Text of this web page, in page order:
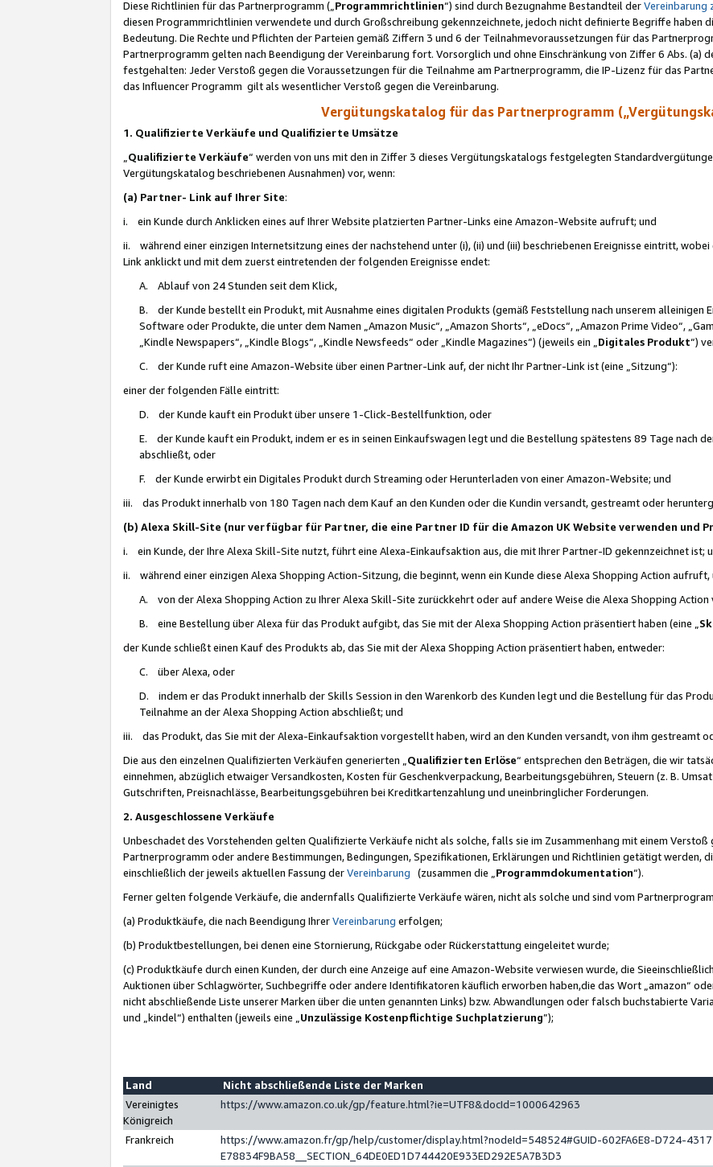
Diese Richtlinien für das Partnerprogramm („Programmrichtlinien“) sind durch Bezugnahme Bestandteil derVereinbarung
diesen Programmrichtlinien verwendete und durch Großschreibung gekennzeichnete, jedoch nicht definierte Begriffe haben
Bedeutung. Die Rechte und Pflichten der Parteien gemäß Ziffern 3 und 6 der Teilnahmevoraussetzungen für das
Partnerprogramm gelten nach Beendigung der Vereinbarung fort. Vorsorglich und ohne Einschränkung von Ziffer 6 Abs. (a)
festgehalten: Jeder Verstoß gegen die Voraussetzungen für die Teilnahme am Partnerprogramm, die IP-Lizenz für das
das Influencer Programm gilt als wesentlicher Verstoß gegen die Vereinbarung.
Vergütungskatalog für das Partnerprogramm
1. Qualifizierte Verkäufe und Qualifizierte Umsätze
Qualifizierte Verkäufe“ werden von uns mit den in Ziffer 3 dieses Vergütungskatalogs festgelegten
Vergütungskatalog beschriebenen Ausnahmen) vor, wenn:
(a) Partner- Link auf Ihrer Site:
i. ein Kunde durch Anklicken eines auf Ihrer Website platzierten Partner-Links eine Amazon-Website aufruft; und
ii. während einer einzigen Internetsitzung eines der nachstehend unter (i), (ii) und (iii) beschriebenen Ereignisse eintritt,
Link anklickt und mit dem zuerst eintretenden der folgenden Ereignisse endet:
A. Ablauf von 24 Stunden seit dem Klick,
B. der Kunde bestellt ein Produkt, mit Ausnahme eines digitalen Produkts (gemäß Feststellung nach unserem alleinigen
Software oder Produkte, die unter dem Namen „Amazon Music“, „Amazon Shorts“, „eDocs“, „Amazon Prime Video“,
„Kindle Newspapers“, „Kindle Blogs“, „Kindle Newsfeeds“ oder „Kindle Magazines“) (jeweils ein „ Digitales Produkt“)
C. der Kunde ruft eine Amazon-Website über einen Partner-Link auf, der nicht Ihr Partner-Link ist (eine „Sitzung“):
einer der folgenden Fälle eintritt:
D. der Kunde kauft ein Produkt über unsere 1-Click-Bestellfunktion, oder
E. der Kunde kauft ein Produkt, indem er es in seinen Einkaufswagen legt und die Bestellung spätestens 89 Tage nach
abschließt, oder
F. der Kunde erwirbt ein Digitales Produkt durch Streaming oder Herunterladen von einer Amazon-Website; und
iii. das Produkt innerhalb von 180 Tagen nach dem Kauf an den Kunden oder die Kundin versandt, gestreamt oder
(b) Alexa Skill-Site (nur verfügbar für Partner, die eine Partner ID für die Amazon UK Website verwenden und
i. ein Kunde, der Ihre Alexa Skill-Site nutzt, führt eine Alexa-Einkaufsaktion aus, die mit Ihrer Partner-ID gekennzeichnet ist;
ii. während einer einzigen Alexa Shopping Action-Sitzung, die beginnt, wenn ein Kunde diese Alexa Shopping Action aufruft,
A. von der Alexa Shopping Action zu Ihrer Alexa Skill-Site zurückkehrt oder auf andere Weise die Alexa Shopping Action
B. eine Bestellung über Alexa für das Produkt aufgibt, das Sie mit der Alexa Shopping Action präsentiert haben (eine „
der Kunde schließt einen Kauf des Produkts ab, das Sie mit der Alexa Shopping Action präsentiert haben, entweder:
C. über Alexa, oder
D. indem er das Produkt innerhalb der Skills Session in den Warenkorb des Kunden legt und die Bestellung für das
Teilnahme an der Alexa Shopping Action abschließt; und
iii. das Produkt, das Sie mit der Alexa-Einkaufsaktion vorgestellt haben, wird an den Kunden versandt, von ihm gestreamt
Die aus den einzelnen Qualifizierten Verkäufen generierten „ Qualifizierten Erlöse“ entsprechen den Beträgen, die wir
einnehmen, abzüglich etwaiger Versandkosten, Kosten für Geschenkverpackung, Bearbeitungsgebühren, Steuern (z. B.
Gutschriften, Preisnachlässe, Bearbeitungsgebühren bei Kreditkartenzahlung und uneinbringlicher Forderungen.
2. Ausgeschlossene Verkäufe
Unbeschadet des Vorstehenden gelten Qualifizierte Verkäufe nicht als solche, falls sie im Zusammenhang mit einem
Partnerprogramm oder andere Bestimmungen, Bedingungen, Spezifikationen, Erklärungen und Richtlinien getätigt werden,
einschließlich der jeweils aktuellen Fassung derVereinbarung (zusammen die „ Programmdokumentation“).
Ferner gelten folgende Verkäufe, die andernfalls Qualifizierte Verkäufe wären, nicht als solche und sind vom
(a) Produktkäufe, die nach Beendigung IhrerVereinbarung erfolgen;
(b) Produktbestellungen, bei denen eine Stornierung, Rückgabe oder Rückerstattung eingeleitet wurde;
(c) Produktkäufe durch einen Kunden, der durch eine Anzeige auf eine Amazon-Website verwiesen wurde, die
Auktionen über Schlagwörter, Suchbegriffe oder andere Identifikatoren käuflich erworben haben,die das Wort „amazon“
nicht abschließende Liste unserer Marken über die unten genannten Links) bzw. Abwandlungen oder falsch buchstabierte
und „kindel“) enthalten (jeweils eine „ Unzulässige Kostenpflichtige Suchplatzierung”);
Land
Nicht abschließende Liste der Marken
Vereinigtes
Königreich
https://www.amazon.co.uk/gp/feature.html?ie=UTF8&docId=1000642963
Frankreich
https://www.amazon.fr/gp/help/customer/display.html?nodeId=548524#GUID-602FA6E8-D724-
E78834F9BA58__SECTION_64DE0ED1D744420E933ED292E5A7B3D3